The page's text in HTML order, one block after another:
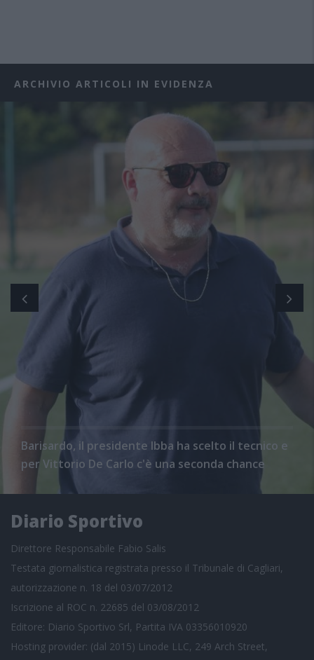
ARCHIVIO ARTICOLI IN EVIDENZA
Barisardo, il presidente Ibba ha scelto il tecnico e
per Vittorio De Carlo c'è una seconda chance
Diario Sportivo
Direttore Responsabile Fabio Salis
Testata giornalistica registrata presso il Tribunale di Cagliari,
autorizzazione n. 18 del 03/07/2012
Iscrizione al ROC n. 22685 del 03/08/2012
Editore: Diario Sportivo Srl, Partita IVA 03356010920
Hosting provider: (dal 2015) Linode LLC, 249 Arch Street,